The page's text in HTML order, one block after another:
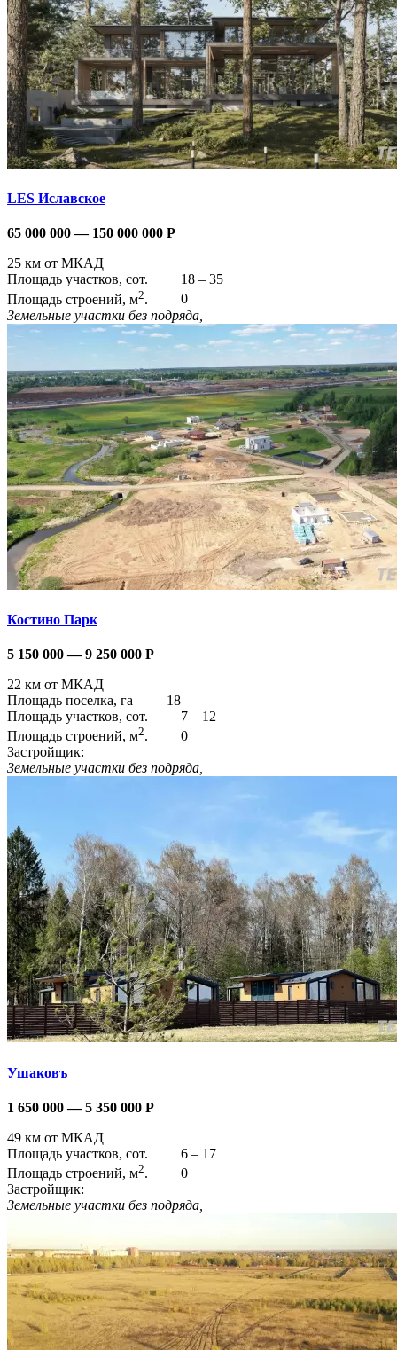
LES Иславское
65 000 000 — 150 000 000 Р
25 км от МКАД
Площадь участков, сот.
18 – 35
Площадь строений, м2.
0
Земельные участки без подряда,
Костино Парк
5 150 000 — 9 250 000 Р
22 км от МКАД
Площадь поселка, га
18
Площадь участков, сот.
7 – 12
Площадь строений, м2.
0
Застройщик:
Земельные участки без подряда,
Ушаковъ
1 650 000 — 5 350 000 Р
49 км от МКАД
Площадь участков, сот.
6 – 17
Площадь строений, м2.
0
Застройщик:
Земельные участки без подряда,